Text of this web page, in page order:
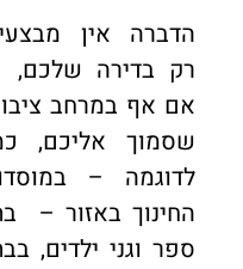
הדברה אין מבצעים
רק בדירה שלכם, כי
אם אף במרחב ציבורי
שסמוך אליכם, כמו
לדוגמה – במוסדות
החינוך באזור – בתי
ספר וגני ילדים, בבתי